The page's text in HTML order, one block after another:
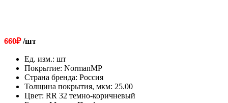
660₽/шт
Ед. изм.: шт
Покрытие: NormanMP
Страна бренда: Россия
Толщина покрытия, мкм: 25.00
Цвет: RR 32 темно-коричневый